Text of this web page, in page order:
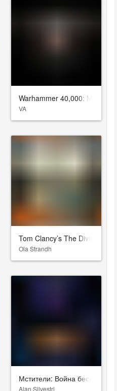
Warhammer 40,000:
VA
Tom Clancy’s The Division 2
Ola Strandh
Мстители: Война
Alan Silvestri